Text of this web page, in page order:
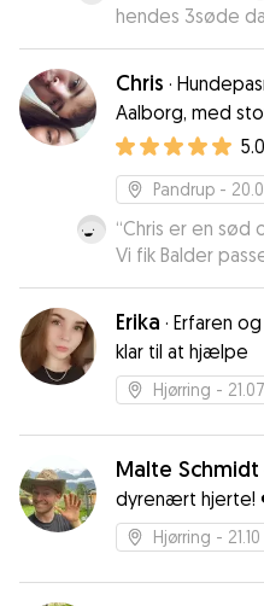
hendes 3søde
Persi så vi
Chris ·
Aalborg, med
5.0
Pandrup -
“Chris er en sød
Vi fik Balder
Kunne ikke
næste gang, vi
Erika · Erfaren
klar til at hjælpe
Hjørring -
Malte Schmidt
dyrenært
Hjørring -